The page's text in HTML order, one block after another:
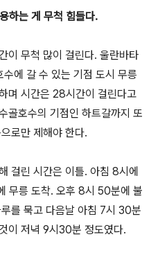
하는 게 무척 힘들다.
이 무척 많이 걸린다. 울란바타
에 갈 수 있는 기점 도시 무릉
며 시간은 28시간이 걸린다고
골호수의 기점인 하트갈까지 또
로만 제해야 한다.
걸린 시간은 이틀. 아침 8시에
무릉 도착. 오후 8시 50분에 불
를 묵고 다음날 아침 7시 30분
이 저녁 9시30분 정도였다.